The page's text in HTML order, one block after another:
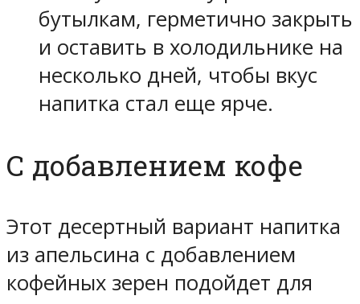
бутылкам, герметично закрыть
и оставить в холодильнике на
несколько дней, чтобы вкус
напитка стал еще ярче.
С добавлением кофе
Этот десертный вариант напитка
из апельсина с добавлением
кофейных зерен подойдет для